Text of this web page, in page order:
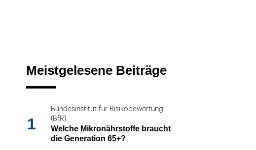
Meistgelesene Beiträge
1
Bundesinstitut für Risikobewertung
(BfR)
Welche Mikronährstoffe braucht
die Generation 65+?